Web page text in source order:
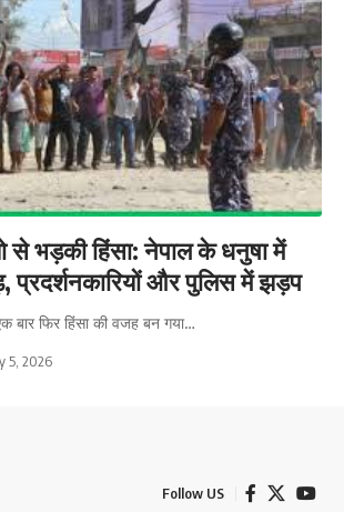
से भड़की हिंसा: नेपाल के धनुषा में
प्रदर्शनकारियों और पुलिस में झड़प
बार फिर हिंसा की वजह बन गया…
5, 2026
Follow US